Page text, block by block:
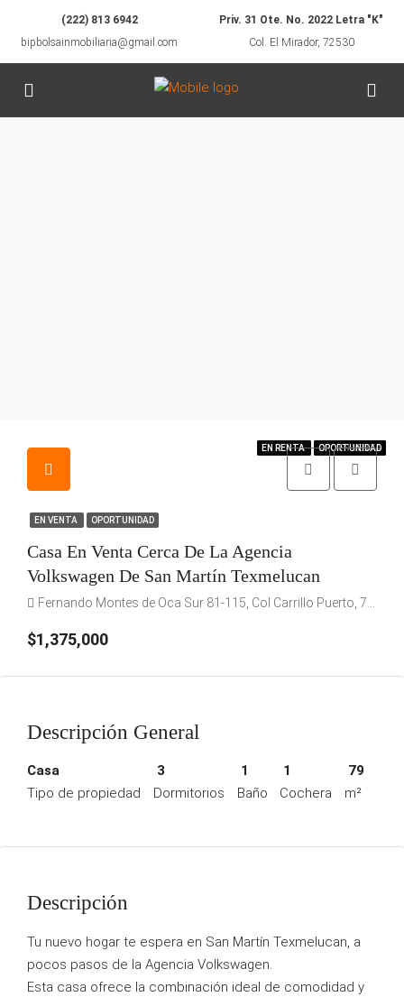
(222) 813 6942
bipbolsainmobiliaria@gmail.com
Priv. 31 Ote. No. 2022 Letra "K"
Col. El Mirador, 72530
EN VENTA OPORTUNIDAD
Casa En Venta Cerca De La Agencia
Volkswagen De San Martín Texmelucan
Fernando Montes de Oca Sur 81-115, Col Carrillo Puerto, 74090 San Martín Texmelucan de Labastida, Pue.
$1,375,000
Descripción General
Casa
Tipo de propiedad
3
Dormitorios
1
Baño
1
Cochera
79
m²
Descripción
Tu nuevo hogar te espera en San Martín Texmelucan, a
pocos pasos de la Agencia Volkswagen.
Esta casa ofrece la combinación ideal de comodidad y
EN VENTA OPORTUNIDAD
EN RENTA OPORTUNIDAD
EN VENTA
EN RENTA OPORTUNIDAD